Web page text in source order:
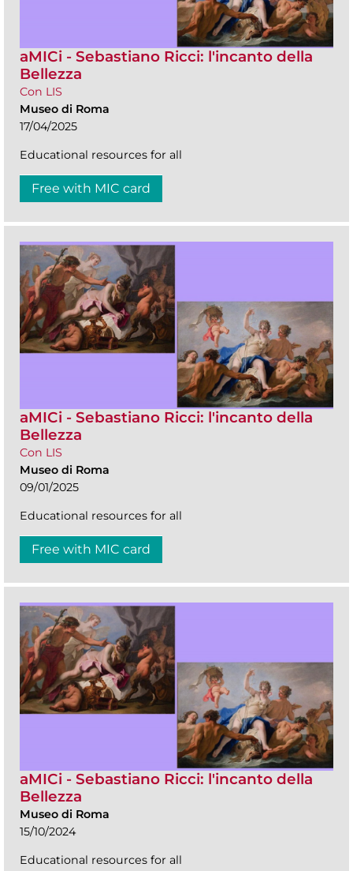
aMICi - Sebastiano Ricci: l'incanto della
Bellezza
Con LIS
Museo di Roma
17/04/2025
Educational resources for all
Free with MIC card
aMICi - Sebastiano Ricci: l'incanto della
Bellezza
Con LIS
Museo di Roma
09/01/2025
Educational resources for all
Free with MIC card
aMICi - Sebastiano Ricci: l'incanto della
Bellezza
Museo di Roma
15/10/2024
Educational resources for all